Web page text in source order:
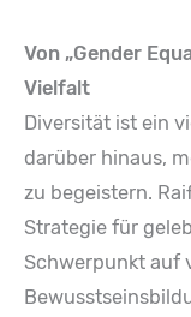
Von „Gender
Vielfalt
Diversität ist ein
darüber hinaus,
zu begeistern.
Strategie für
Schwerpunkt auf